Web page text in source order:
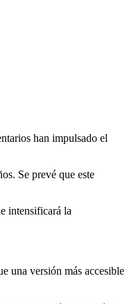
han impulsado el
Se prevé que este
intensificará la
una versión más accesible